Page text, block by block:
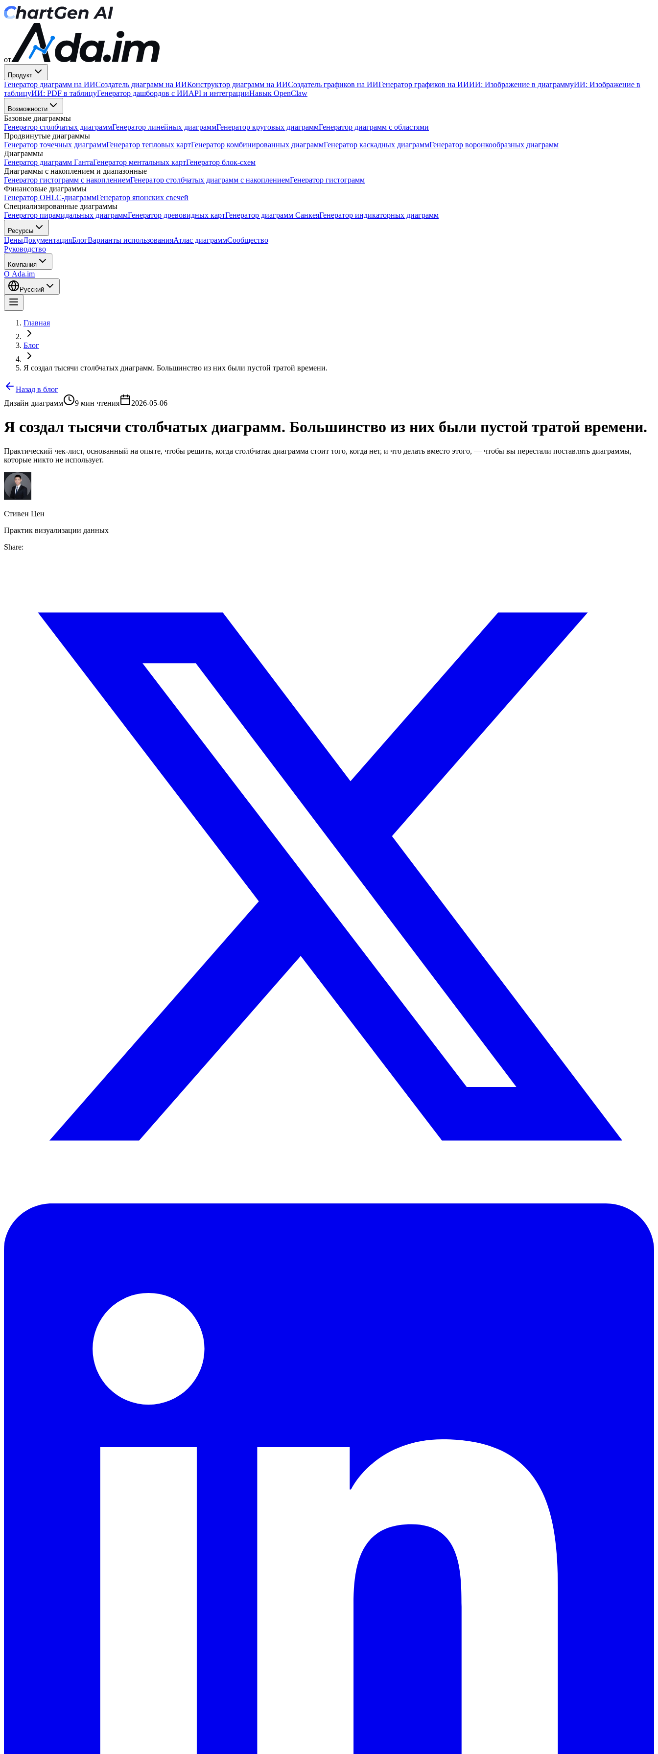
от
Продукт
Генератор диаграмм на ИИСоздатель диаграмм на ИИКонструктор диаграмм на ИИСоздатель графиков на ИИГенератор графиков на ИИИИ: Изображение в диаграммуИИ: Изображение в
таблицуИИ: PDF в таблицуГенератор дашбордов с ИИAPI и интеграцииНавык OpenClaw
Возможности
Базовые диаграммы
Генератор столбчатых диаграммГенератор линейных диаграммГенератор круговых диаграммГенератор диаграмм с областями
Продвинутые диаграммы
Генератор точечных диаграммГенератор тепловых картГенератор комбинированных диаграммГенератор каскадных диаграммГенератор воронкообразных диаграмм
Диаграммы
Генератор диаграмм ГантаГенератор ментальных картГенератор блок-схем
Диаграммы с накоплением и диапазонные
Генератор гистограмм с накоплениемГенератор столбчатых диаграмм с накоплениемГенератор гистограмм
Финансовые диаграммы
Генератор OHLC-диаграммГенератор японских свечей
Специализированные диаграммы
Генератор пирамидальных диаграммГенератор древовидных картГенератор диаграмм СанкеяГенератор индикаторных диаграмм
Ресурсы
ЦеныДокументацияБлогВарианты использованияАтлас диаграммСообщество
Руководство
Компания
О Ada.im
Русский
Главная
Блог
Я создал тысячи столбчатых диаграмм. Большинство из них были пустой тратой времени.
Назад в блог
Дизайн диаграмм
9 мин чтения 2026-05-06
Я создал тысячи столбчатых диаграмм. Большинство из них были пустой тратой времени.
Практический чек-лист, основанный на опыте, чтобы решить, когда столбчатая диаграмма стоит того, когда нет, и что делать вместо этого, — чтобы вы перестали поставлять диаграммы,
которые никто не использует.
Стивен Цен
Практик визуализации данных
Share: